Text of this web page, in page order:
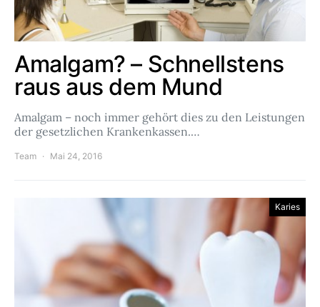
Amalgam? – Schnellstens
raus aus dem Mund
Amalgam – noch immer gehört dies zu den Leistungen
der gesetzlichen Krankenkassen.…
Team Mai 24, 2016
Karies